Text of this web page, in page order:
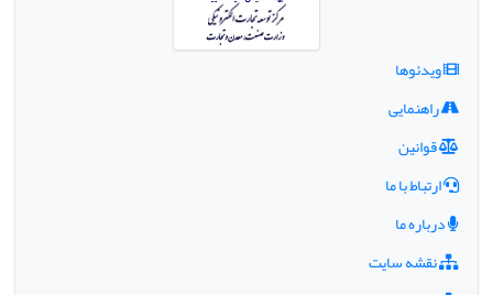
ویدئوها
راهنمایی
قوانین
ارتباط با ما
درباره ما
نقشه سایت